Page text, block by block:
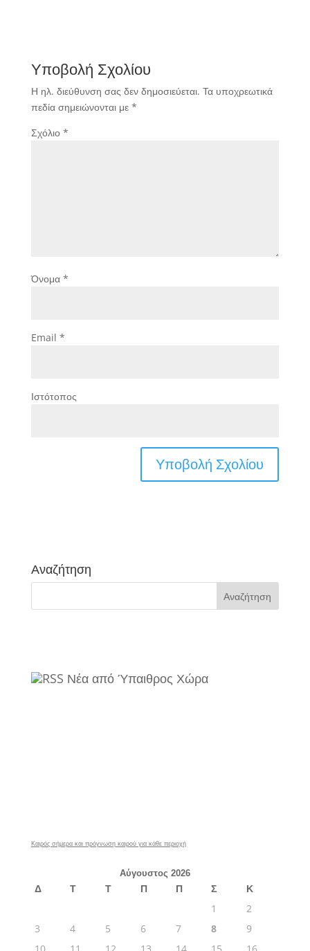
Υποβολή Σχολίου
Η ηλ. διεύθυνση σας δεν δημοσιεύεται. Τα υποχρεωτικά
πεδία σημειώνονται με *
Σχόλιο *
Όνομα *
Email *
Ιστότοπος
Αναζήτηση
Νέα από Ύπαιθρος Χώρα
Καιρός σήμερα και πρόγνωση καιρού για κάθε περιοχή
Αύγουστος 2026
Δ Τ Τ Π Π Σ
Κ
1
2
3
4 5 6 7 8
9